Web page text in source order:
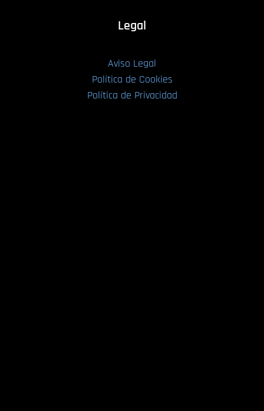
Legal
Aviso Legal
Política de Cookies
Política de Privacidad